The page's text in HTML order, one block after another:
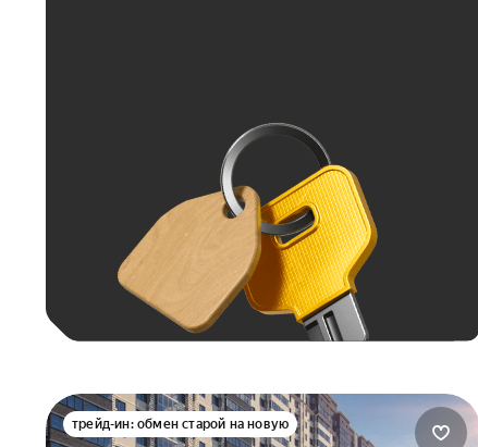
трейд-ин: обмен старой на новую